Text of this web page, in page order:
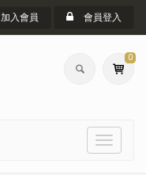
加入會員 會員登入
0
選